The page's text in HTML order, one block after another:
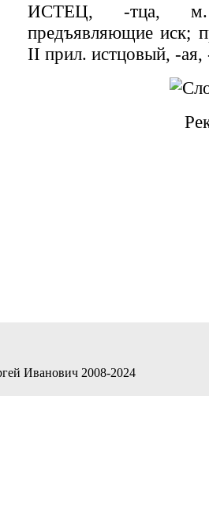
ИСТЕЦ, -тца, м.
предъявляющие иск;
II прил. истцовый, -ая,
Иванович 2008-2024